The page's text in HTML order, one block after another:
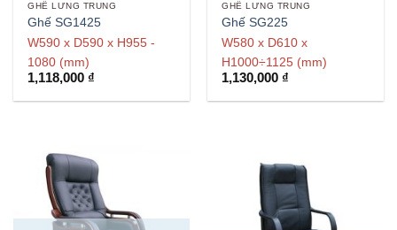
GHẾ LƯNG TRUNG
Ghế SG1425
W590 x D590 x H955 -
1080 (mm)
1,118,000 ₫
GHẾ LƯNG TRUNG
Ghế SG225
W580 x D610 x
H1000÷1125 (mm)
1,130,000 ₫